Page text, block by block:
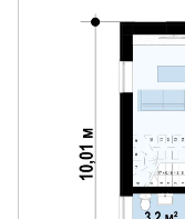
привлекающий